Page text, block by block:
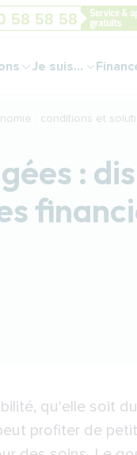
Je suis...
: conditions et
:
qu'elle soit
profiter de